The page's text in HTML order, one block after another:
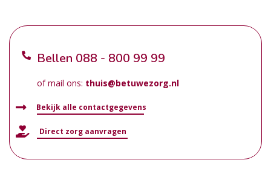
Bellen 088 - 800 99 99
of mail ons: thuis@betuwezorg.nl
Bekijk alle contactgegevens
Direct zorg aanvragen